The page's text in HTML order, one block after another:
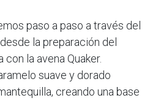
paso a paso a través del
la preparación del
la avena Quaker.
suave y dorado
creando una base